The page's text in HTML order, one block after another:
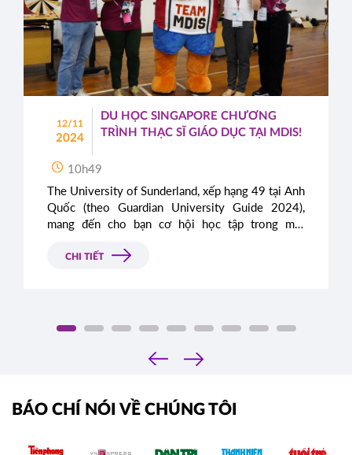
12/11
2024
DU HỌC SINGAPORE CHƯƠNG
TRÌNH THẠC SĨ GIÁO DỤC TẠI MDIS!
10h49
The University of Sunderland, xếp hạng 49 tại Anh
Quốc (theo Guardian University Guide 2024),
mang đến cho bạn cơ hội học tập trong môi
Thạc sĩ Quản lý Giáo dục.
CHI TIẾT
‹
›
BÁO CHÍ NÓI VỀ CHÚNG TÔI